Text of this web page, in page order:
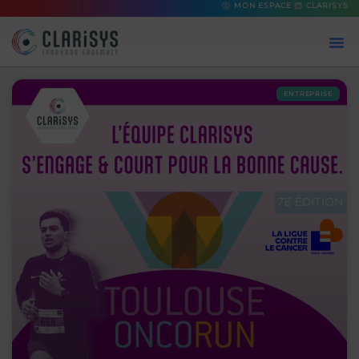
MON ESPACE CLARISYS
ENTREPRISE